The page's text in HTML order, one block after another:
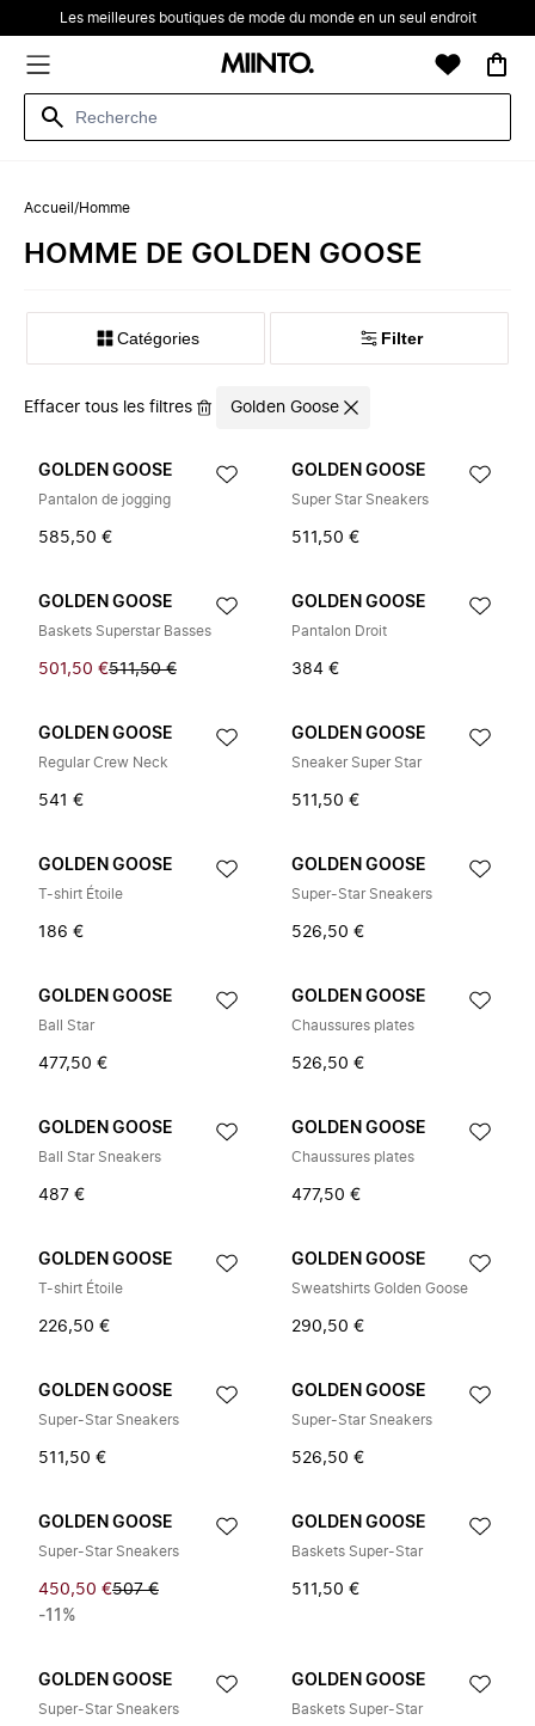
Les meilleures boutiques de mode du monde en un seul endroit
Accueil /Homme
‪‬‪HOMME‬‪‬ DE ‪GOLDEN GOOSE‬
Catégories Filter
Effacer tous les filtres Golden Goose
GOLDEN GOOSE
Pantalon de jogging
585,50 €
GOLDEN GOOSE
Super Star Sneakers
511,50 €
GOLDEN GOOSE
Baskets Superstar Basses
501,50 €511,50 €
GOLDEN GOOSE
Pantalon Droit
384 €
GOLDEN GOOSE
Regular Crew Neck
541 €
GOLDEN GOOSE
Sneaker Super Star
511,50 €
GOLDEN GOOSE
T-shirt Étoile
186 €
GOLDEN GOOSE
Super-Star Sneakers
526,50 €
GOLDEN GOOSE
Ball Star
477,50 €
GOLDEN GOOSE
Chaussures plates
526,50 €
GOLDEN GOOSE
Ball Star Sneakers
487 €
GOLDEN GOOSE
Chaussures plates
477,50 €
GOLDEN GOOSE
T-shirt Étoile
226,50 €
GOLDEN GOOSE
Sweatshirts Golden Goose
290,50 €
GOLDEN GOOSE
Super-Star Sneakers
511,50 €
GOLDEN GOOSE
Super-Star Sneakers
526,50 €
GOLDEN GOOSE
Super-Star Sneakers
450,50 €507 €
-11%
GOLDEN GOOSE
Baskets Super-Star
511,50 €
GOLDEN GOOSE
Super-Star Sneakers
GOLDEN GOOSE
Baskets Super-Star